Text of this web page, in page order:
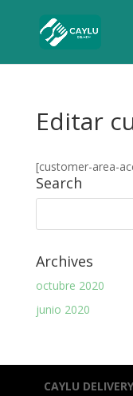
Editar
[customer-area-
Search
Archives
octubre 2020
junio 2020
CAYLU